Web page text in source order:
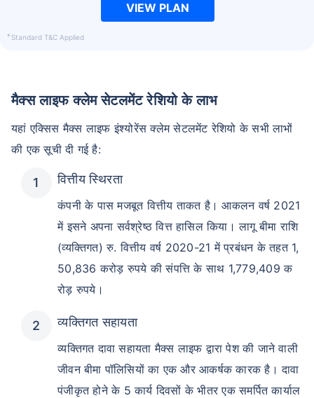
VIEW PLAN
+Standard T&C Applied
मैक्स लाइफ क्लेम सेटलमेंट रेशियो के लाभ
यहां एक्सिस मैक्स लाइफ इंश्योरेंस क्लेम सेटलमेंट रेशियो के सभी लाभों
की एक सूची दी गई है:
वित्तीय स्थिरता
कंपनी के पास मजबूत वित्तीय ताकत है। आकलन वर्ष 2021
में इसने अपना सर्वश्रेष्ठ वित्त हासिल किया। लागू बीमा राशि
(व्यक्तिगत) रु. वित्तीय वर्ष 2020-21 में प्रबंधन के तहत 1,
50,836 करोड़ रुपये की संपत्ति के साथ 1,779,409 क
रोड़ रुपये।
व्यक्तिगत सहायता
व्यक्तिगत दावा सहायता मैक्स लाइफ द्वारा पेश की जाने वाली
जीवन बीमा पॉलिसियों का एक और आकर्षक कारक है। दावा
पंजीकृत होने के 5 कार्य दिवसों के भीतर एक समर्पित कार्याल